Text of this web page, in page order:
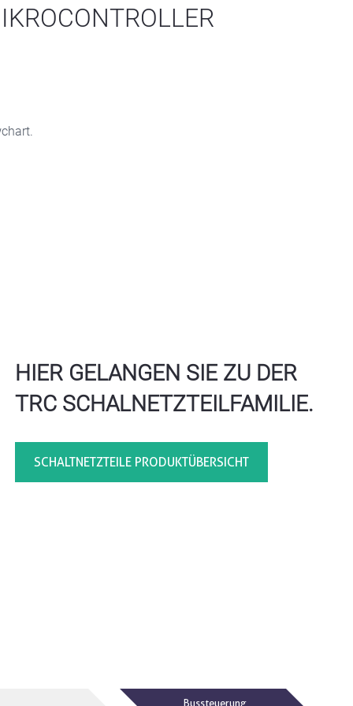
HIER GELANGEN SIE ZU DER
TRC SCHALNETZTEILFAMILIE.
SCHALTNETZTEILE PRODUKTÜBERSICHT
Bussteuerung